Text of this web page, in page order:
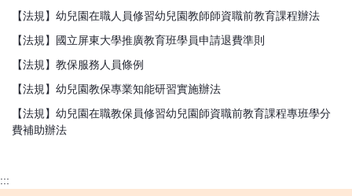
【法規】幼兒園在職人員修習幼兒園教師師資職前教育課程辦法
【法規】國立屏東大學推廣教育班學員申請退費準則
【法規】教保服務人員條例
【法規】幼兒園教保專業知能研習實施辦法
【法規】幼兒園在職教保員修習幼兒園師資職前教育課程專班學分
費補助辦法
:::